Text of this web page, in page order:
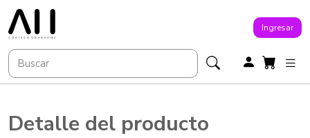
Ingresar
Detalle del producto